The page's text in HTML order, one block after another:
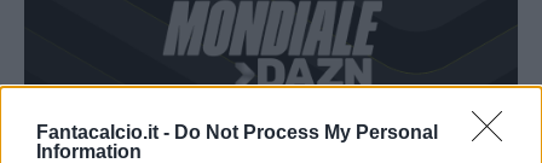
Fantacalcio.it - Do Not Process My Personal
Information